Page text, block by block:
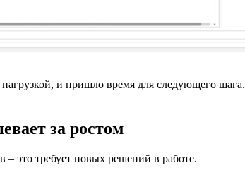
и пришло время для следующего шага.
за ростом
– это требует новых решений в работе.